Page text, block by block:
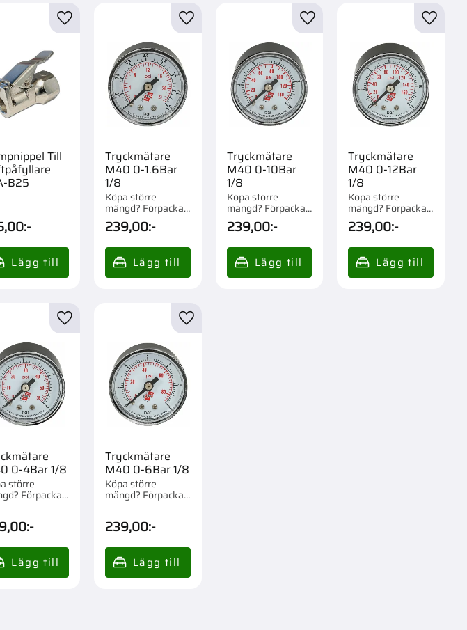
Till
B25
:-
Lägg till i favoriter
Tryckmätare
M40 0-1.6Bar
1/8
Köpa större
mängd? Förpackad
om 1 st.
239,00:-
Lägg till i favoriter
Tryckmätare
M40 0-10Bar
1/8
Köpa större
mängd? Förpackad
om 1 st.
239,00:-
Lägg till i favoriter
Tryckmätare
M40 0-12Bar
1/8
Köpa större
mängd? Förpackad
om 1 st.
239,00:-
Lägg
0-4Bar 1/8
större
Förpackad
st.
:-
Lägg till i favoriter
Tryckmätare
M40 0-6Bar 1/8
Köpa större
mängd? Förpackad
om 1 st.
239,00:-
Lägg till i favoriter